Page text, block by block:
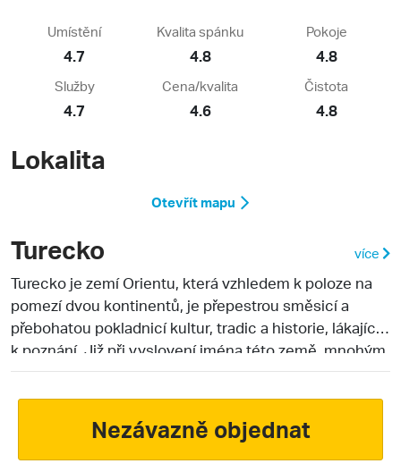
Umístění
4.7
Kvalita spánku
4.8
Pokoje
4.8
Služby
4.7
Cena/kvalita
4.6
Čistota
4.8
Lokalita
Otevřít mapu
Turecko více
Turecko je zemí Orientu, která vzhledem k poloze na
pomezí dvou kontinentů, je přepestrou směsicí a
přebohatou pokladnicí kultur, tradic a historie, lákající
k poznání. Již při vyslovení jména této země, mnohým
z nás se vybaví nekonečné dlouhé pláže a příjemně
hřejivé paprsky slunce, klikaté uličky bazarů,
přeplněné výlohy místních vyhlášených zlatníků,
světoznámé pestrobarevné koberce, kterými své
paláce zdobí monarchové po celém světě, smlouvání
Nezávazně objednat